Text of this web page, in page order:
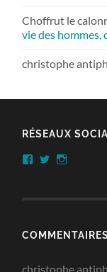
Choffrut le
vie des hommes,
christophe
RÉSEAUX
Facebook
Twitter
christophe